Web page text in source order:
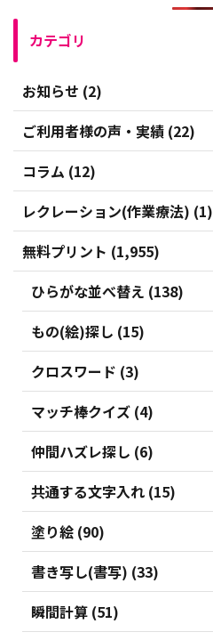
カテゴリ
お知らせ (2)
ご利用者様の声・実績 (22)
コラム (12)
レクレーション(作業療法) (1)
無料プリント (1,955)
ひらがな並べ替え (138)
もの(絵)探し (15)
クロスワード (3)
マッチ棒クイズ (4)
仲間ハズレ探し (6)
共通する文字入れ (15)
塗り絵 (90)
書き写し(書写) (33)
瞬間計算 (51)